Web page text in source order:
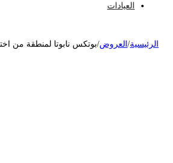
العيادات
/العروض بوتكس نابوتا لمنطقة من اختيارك